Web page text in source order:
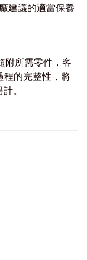
建議的適當保養
附所需零件，客
程的完整性，將
。